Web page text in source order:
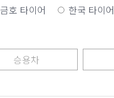
금호 타이어 한국 타이어
승용차